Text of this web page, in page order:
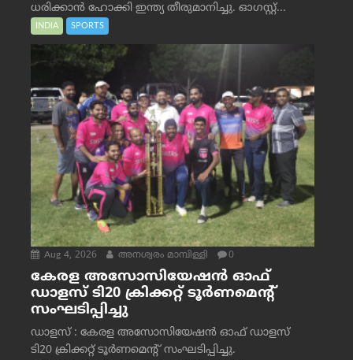
ധരിക്കാൻ ഹോക്കി ഇന്ത്യ തീരുമാനിച്ചു. ഓഗസ്റ്റ്...
INDIA SPORTS
Aug 4, 2026 അനശ്വരം മാമ്പിള്ളി 0
കേരള അസോസിയേഷൻ ഓഫ്
ഡാളസ് ടി20 ക്രിക്കറ്റ് ടൂർണമെന്റ്
സംഘടിപ്പിച്ചു
ഡാളസ് : കേരള അസോസിയേഷൻ ഓഫ് ഡാളസ്
ടി20 ക്രിക്കറ്റ് ടൂർണമെന്റ് സംഘടിപ്പിച്ചു.